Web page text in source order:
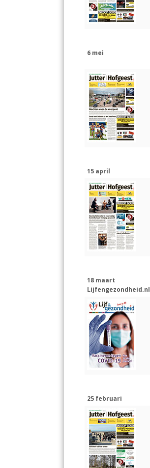
6 mei
15 april
18 maart
Lijfengezondheid.nl
25 februari